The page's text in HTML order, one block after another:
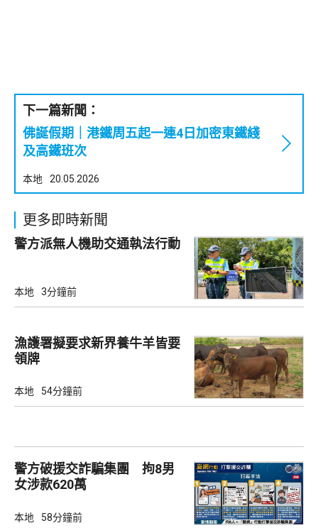
下一篇新聞：
佛誕假期｜港鐵周五起一連4日加密東鐵綫
及高鐵班次
本地 20.05.2026
更多即時新聞
警方派無人機助交通執法行動
本地 3分鐘前
漁護署擬要求新界養牛羊皆要
領牌
本地 54分鐘前
警方破援交詐騙集團 拘8男
女涉款620萬
本地 58分鐘前